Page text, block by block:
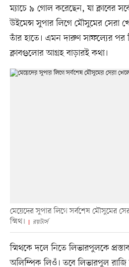
ম্যাচে ৯ গোল করেছেন, যা ক্লাবের
উইমেন্স সুপার লিগে মৌসুমের সেরা
তাঁর হাতে। এমন দারুণ সাফল্যের পর
ক্লাবগুলোর আগ্রহ বাড়ারই কথা।
মেয়েদের সুপার লিগে সর্বশেষ মৌসুমের
স্মিথ।
রয়টার্স
স্মিথকে দলে নিতে লিভারপুলকে
অলিম্পিক লিওঁ। তবে লিভারপুল রাজি